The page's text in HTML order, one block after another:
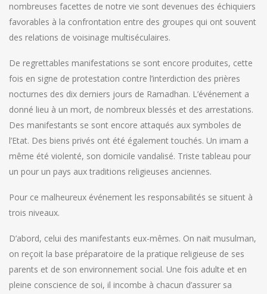
nombreuses facettes de notre vie sont devenues des échiquiers
favorables à la confrontation entre des groupes qui ont souvent
des relations de voisinage multiséculaires.
De regrettables manifestations se sont encore produites, cette
fois en signe de protestation contre l’interdiction des prières
nocturnes des dix derniers jours de Ramadhan. L’événement a
donné lieu à un mort, de nombreux blessés et des arrestations.
Des manifestants se sont encore attaqués aux symboles de
l’Etat. Des biens privés ont été également touchés. Un imam a
même été violenté, son domicile vandalisé. Triste tableau pour
un pour un pays aux traditions religieuses anciennes.
Pour ce malheureux événement les responsabilités se situent à
trois niveaux.
D’abord, celui des manifestants eux-mêmes. On nait musulman,
on reçoit la base préparatoire de la pratique religieuse de ses
parents et de son environnement social. Une fois adulte et en
pleine conscience de soi, il incombe à chacun d’assurer sa